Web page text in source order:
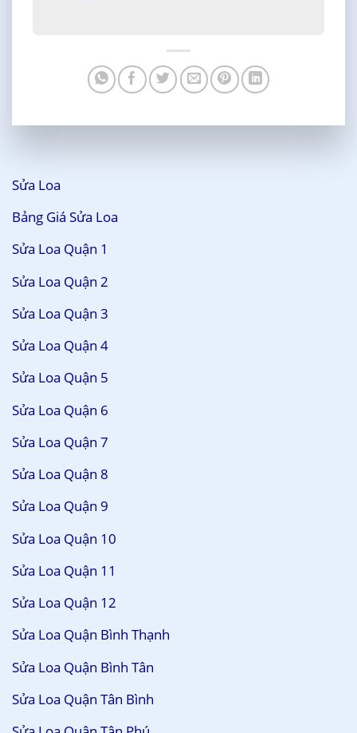
Sửa Loa
Bảng Giá Sửa Loa
Sửa Loa Quận 1
Sửa Loa Quận 2
Sửa Loa Quận 3
Sửa Loa Quận 4
Sửa Loa Quận 5
Sửa Loa Quận 6
Sửa Loa Quận 7
Sửa Loa Quận 8
Sửa Loa Quận 9
Sửa Loa Quận 10
Sửa Loa Quận 11
Sửa Loa Quận 12
Sửa Loa Quận Bình Thạnh
Sửa Loa Quận Bình Tân
Sửa Loa Quận Tân Bình